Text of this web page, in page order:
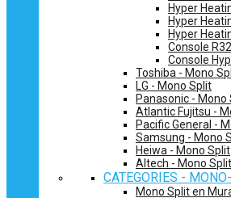
Hyper
Hyper
Hyper
Console
Console
Toshiba - Mono
LG - Mono Split
Panasonic - Mono
Atlantic Fujitsu -
Pacific General -
Samsung - Mono
Heiwa - Mono Split
Altech - Mono Split
CATEGORIES -
Mono Split en